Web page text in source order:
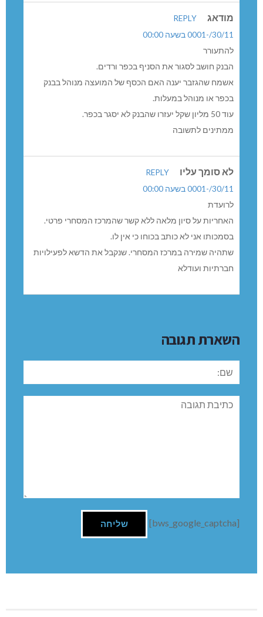
מודאג
REPLY
30/11/-0001 בשעה 00:00
להתעורר
הבנק חושב לסגור את הסניף בכפר ורדים.
אשמח שהגזבר יענה האם הכסף של המועצה מנוהל בבנק
בכפר או מנוהל במעלות.
עוד 50 מליון שקל יעזרו שהבנק לא יסגר בכפר.
ממתינים לתשובה
לא סומך עליו
REPLY
30/11/-0001 בשעה 00:00
לרועדת
האחריות על סיון מלאה ללא קשר שהמרכז המסחרי פרטי.
בסמכותו אני לא כותב בכוחו כי אין לו.
שתהיה שמירה במרכז המסחרי. שנקבל את הדשא לפעילויות
חברתיות ועודלא
השארת תגובה
שם:
תגובה
[bws_google_captcha]